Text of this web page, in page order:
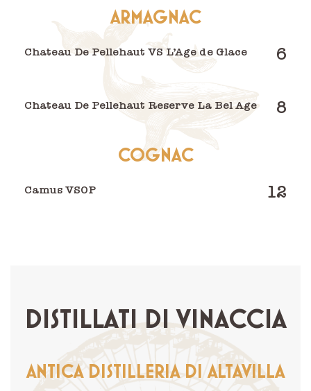
ARMAGNAC
Chateau De Pellehaut VS L’Age de Glace 6
Chateau De Pellehaut Reserve La Bel Age 8
COGNAC
Camus VSOP 12
DISTILLATI DI VINACCIA
ANTICA DISTILLERIA DI ALTAVILLA